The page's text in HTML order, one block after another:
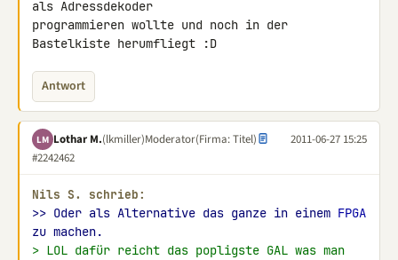
als Adressdekoder
programmieren wollte und noch in der
Bastelkiste herumfliegt :D
Antwort
LM Lothar M.(lkmiller)Moderator(Firma: Titel)
2011-06-27 15:25
#2242462
Nils S. schrieb:
>> Oder als Alternative das ganze in einem FPGA
zu machen.
> LOL dafür reicht das popligste GAL was man